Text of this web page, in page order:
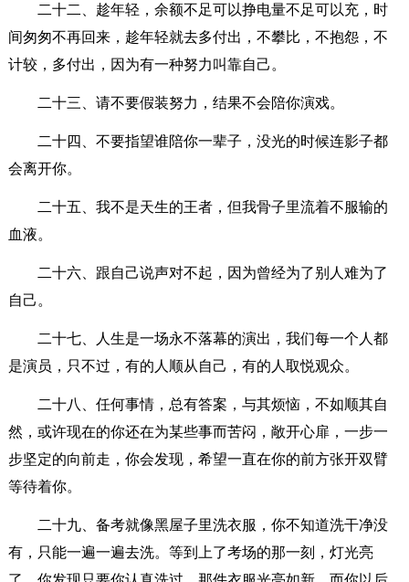
二十二、趁年轻，余额不足可以挣电量不足可以充，时
间匆匆不再回来，趁年轻就去多付出，不攀比，不抱怨，不
计较，多付出，因为有一种努力叫靠自己。
二十三、请不要假装努力，结果不会陪你演戏。
二十四、不要指望谁陪你一辈子，没光的时候连影子都
会离开你。
二十五、我不是天生的王者，但我骨子里流着不服输的
血液。
二十六、跟自己说声对不起，因为曾经为了别人难为了
自己。
二十七、人生是一场永不落幕的演出，我们每一个人都
是演员，只不过，有的人顺从自己，有的人取悦观众。
二十八、任何事情，总有答案，与其烦恼，不如顺其自
然，或许现在的你还在为某些事而苦闷，敞开心扉，一步一
步坚定的向前走，你会发现，希望一直在你的前方张开双臂
等待着你。
二十九、备考就像黑屋子里洗衣服，你不知道洗干净没
有，只能一遍一遍去洗。等到上了考场的那一刻，灯光亮